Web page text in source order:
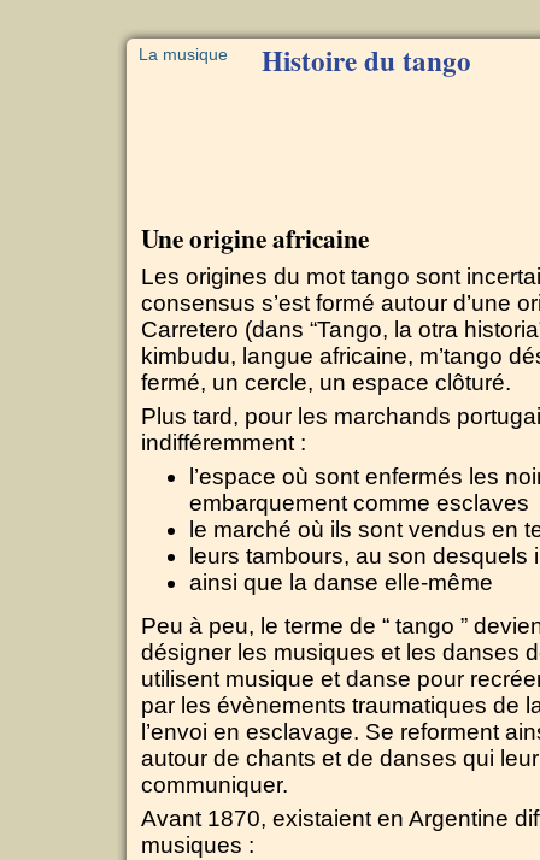
La musique Histoire du tango
Une origine africaine
Les origines du mot tango sont
consensus s’est formé autour d’une
Carretero (dans “Tango, la otra
kimbudu, langue africaine, m’tango
fermé, un cercle, un espace clôturé.
Plus tard, pour les marchands
indifféremment :
l’espace où sont enfermés les
embarquement comme esclaves
le marché où ils sont vendus en
leurs tambours, au son desquels
ainsi que la danse elle-même
Peu à peu, le terme de “ tango ”
désigner les musiques et les danses
utilisent musique et danse pour
par les évènements traumatiques de
l’envoi en esclavage. Se reforment
autour de chants et de danses qui
communiquer.
Avant 1870, existaient en Argentine
musiques :